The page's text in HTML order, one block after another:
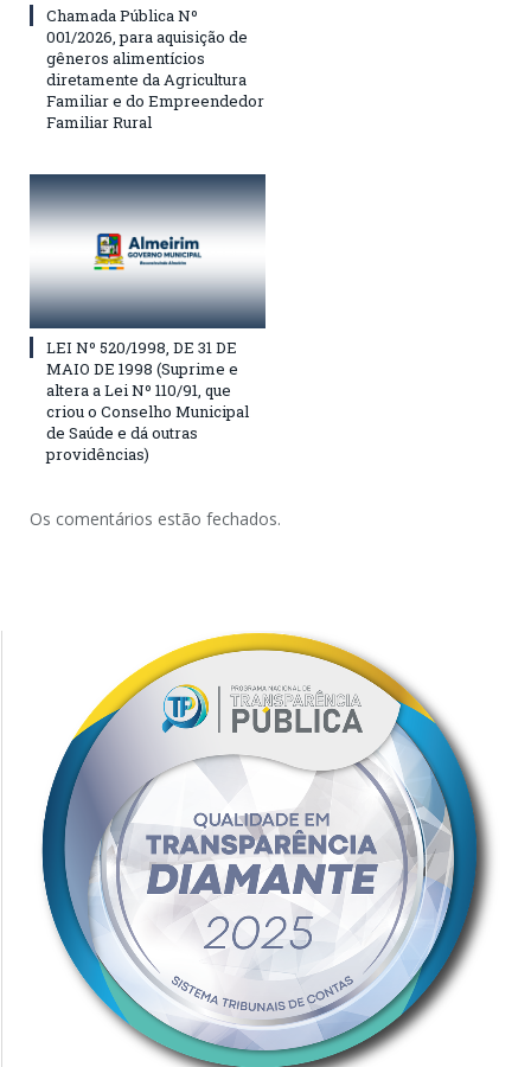
Chamada Pública Nº
001/2026, para aquisição de
gêneros alimentícios
diretamente da Agricultura
Familiar e do Empreendedor
Familiar Rural
LEI Nº 520/1998, DE 31 DE
MAIO DE 1998 (Suprime e
altera a Lei Nº 110/91, que
criou o Conselho Municipal
de Saúde e dá outras
providências)
Os comentários estão fechados.